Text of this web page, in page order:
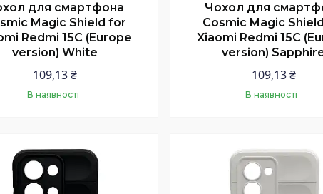
для смартфона
Magic Shield for
Redmi 15C (Europe
version) White
109,13 ₴
В наявності
Чохол для
Cosmic Magic
Xiaomi Redmi 15C
version)
109,13 ₴
В наявності